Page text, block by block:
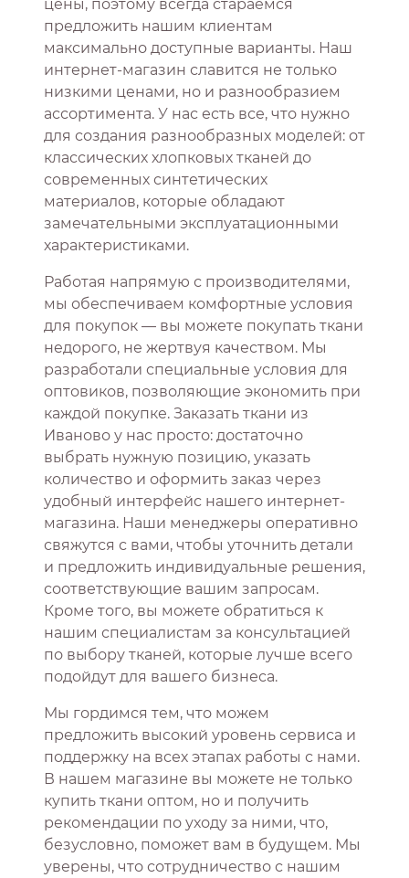
цены, поэтому всегда стараемся
предложить нашим клиентам
максимально доступные варианты. Наш
интернет-магазин славится не только
низкими ценами, но и разнообразием
ассортимента. У нас есть все, что нужно
для создания разнообразных моделей: от
классических хлопковых тканей до
современных синтетических
материалов, которые обладают
замечательными эксплуатационными
характеристиками.
Работая напрямую с производителями,
мы обеспечиваем комфортные условия
для покупок — вы можете покупать ткани
недорого, не жертвуя качеством. Мы
разработали специальные условия для
оптовиков, позволяющие экономить при
каждой покупке. Заказать ткани из
Иваново у нас просто: достаточно
выбрать нужную позицию, указать
количество и оформить заказ через
удобный интерфейс нашего интернет-
магазина. Наши менеджеры оперативно
свяжутся с вами, чтобы уточнить детали
и предложить индивидуальные решения,
соответствующие вашим запросам.
Кроме того, вы можете обратиться к
нашим специалистам за консультацией
по выбору тканей, которые лучше всего
подойдут для вашего бизнеса.
Мы гордимся тем, что можем
предложить высокий уровень сервиса и
поддержку на всех этапах работы с нами.
В нашем магазине вы можете не только
купить ткани оптом, но и получить
рекомендации по уходу за ними, что,
безусловно, поможет вам в будущем. Мы
уверены, что сотрудничество с нашим